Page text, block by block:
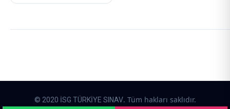
© 2020 İSG TÜRKİYE SINAV. Tüm hakları saklıdır.